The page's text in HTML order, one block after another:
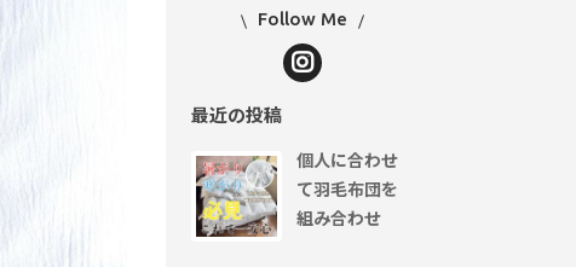
Follow Me
最近の投稿
個人に合わせ
て羽毛布団を
組み合わせ